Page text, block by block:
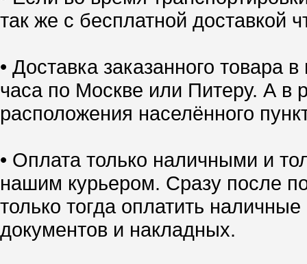
так же с бесплатной доставкой
• Доставка заказанного товара
часа по Москве или Питеру. А в
расположения населённого
• Оплата только наличными и
нашим курьером. Сразу после
только тогда оплатить
документов и накладных.